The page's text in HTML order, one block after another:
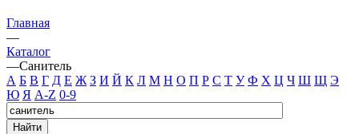
Главная
—
Каталог
—Санитель
А Б В Г Д Е Ж З И Й К Л М Н О П Р С Т У Ф Х Ц Ч Ш Щ Э
Ю Я A-Z 0-9
Найти